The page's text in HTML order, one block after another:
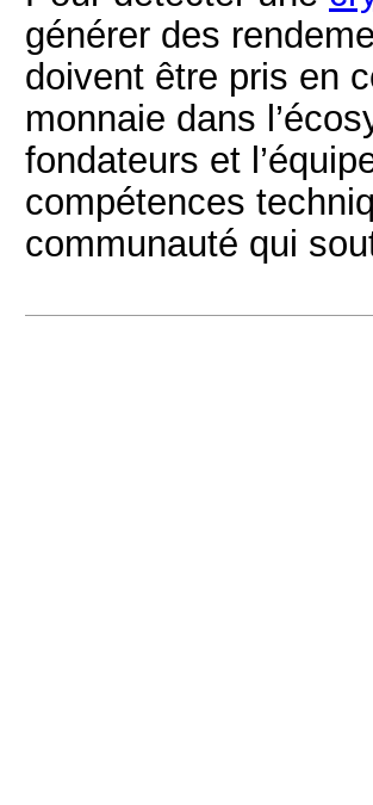
générer des
doivent être pris en
monnaie dans
fondateurs et
compétences
communauté qui